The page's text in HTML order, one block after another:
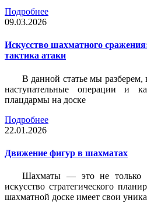
Подробнее
09.03.2026
Искусство шахматного
тактика атаки
В данной статье мы разберем,
наступательные операции и
плацдармы на доске
Подробнее
22.01.2026
Движение фигур в шахматах
Шахматы — это не только
искусство стратегического
шахматной доске имеет свои